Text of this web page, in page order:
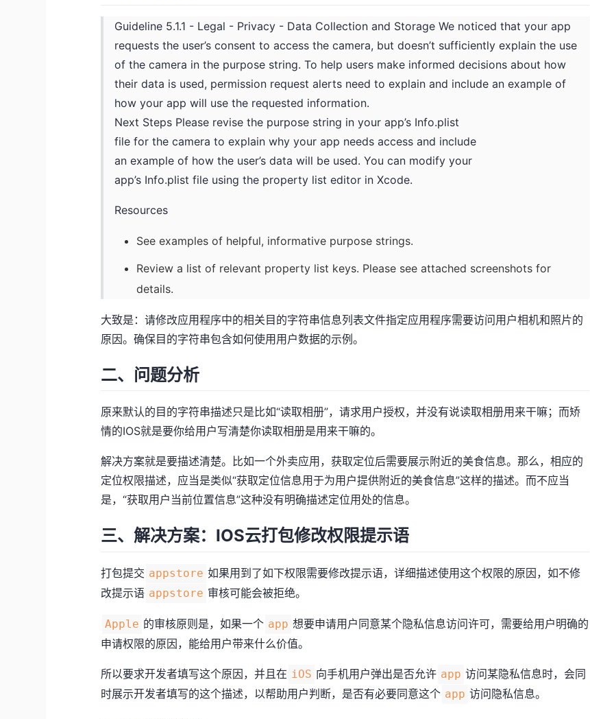
Guideline 5.1.1 - Legal - Privacy - Data Collection and Storage We noticed that your app
requests the user’s consent to access the camera, but doesn’t sufficiently explain the use
of the camera in the purpose string. To help users make informed decisions about how
their data is used, permission request alerts need to explain and include an example of
how your app will use the requested information.
Next Steps Please revise the purpose string in your app’s Info.plist
file for the camera to explain why your app needs access and include
an example of how the user’s data will be used. You can modify your
app’s Info.plist file using the property list editor in Xcode.
Resources
See examples of helpful, informative purpose strings.
Review a list of relevant property list keys. Please see attached screenshots for
details.
大致是：请修改应用程序中的相关目的字符串信息列表文件指定应用程序需要访问用户相机和照片的
原因。确保目的字符串包含如何使用用户数据的示例。
二、问题分析
原来默认的目的字符串描述只是比如“读取相册”，请求用户授权，并没有说读取相册用来干嘛；而矫
情的IOS就是要你给用户写清楚你读取相册是用来干嘛的。
解决方案就是要描述清楚。比如一个外卖应用，获取定位后需要展示附近的美食信息。那么，相应的
定位权限描述，应当是类似“获取定位信息用于为用户提供附近的美食信息”这样的描述。而不应当
是，“获取用户当前位置信息”这种没有明确描述定位用处的信息。
三、解决方案：IOS云打包修改权限提示语
打包提交 appstore 如果用到了如下权限需要修改提示语，详细描述使用这个权限的原因，如不修
改提示语 appstore 审核可能会被拒绝。
Apple 的审核原则是，如果一个 app 想要申请用户同意某个隐私信息访问许可，需要给用户明确的
申请权限的原因，能给用户带来什么价值。
所以要求开发者填写这个原因，并且在 iOS 向手机用户弹出是否允许 app 访问某隐私信息时，会同
时展示开发者填写的这个描述，以帮助用户判断，是否有必要同意这个 app 访问隐私信息。